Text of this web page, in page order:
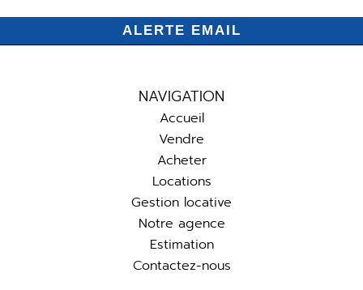
ALERTE EMAIL
NAVIGATION
Accueil
Vendre
Acheter
Locations
Gestion locative
Notre agence
Estimation
Contactez-nous